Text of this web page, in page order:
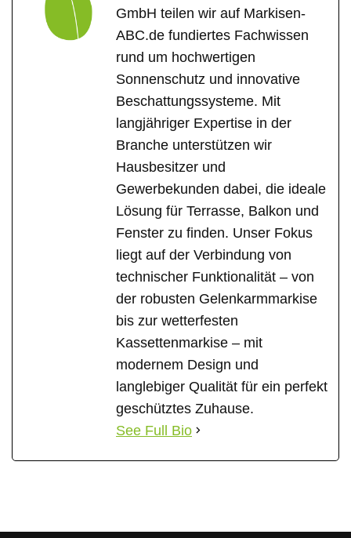
GmbH teilen wir auf Markisen-
ABC.de fundiertes Fachwissen
rund um hochwertigen
Sonnenschutz und innovative
Beschattungssysteme. Mit
langjähriger Expertise in der
Branche unterstützen wir
Hausbesitzer und
Gewerbekunden dabei, die ideale
Lösung für Terrasse, Balkon und
Fenster zu finden. Unser Fokus
liegt auf der Verbindung von
technischer Funktionalität – von
der robusten Gelenkarmmarkise
bis zur wetterfesten
Kassettenmarkise – mit
modernem Design und
langlebiger Qualität für ein perfekt
geschütztes Zuhause.
See Full Bio